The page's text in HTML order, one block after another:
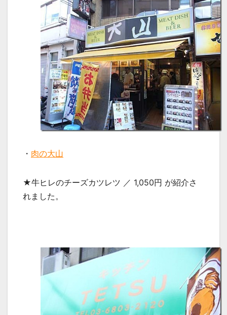
・ 肉の大山
★牛ヒレのチーズカツレツ ／ 1,050円 が紹介さ
れました。